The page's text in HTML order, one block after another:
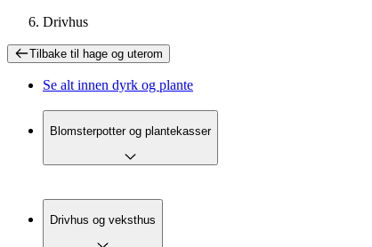
Drivhus
Tilbake til hage og uterom
Se alt innen dyrk og plante
Blomsterpotter og plantekasser
Drivhus og veksthus